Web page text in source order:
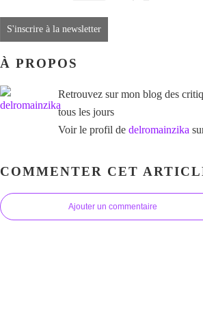
S'inscrire à la newsletter
À PROPOS
Retrouvez sur mon blog des
tous les jours
Voir le profil de delromainzika
COMMENTER CET
Ajouter un commentaire